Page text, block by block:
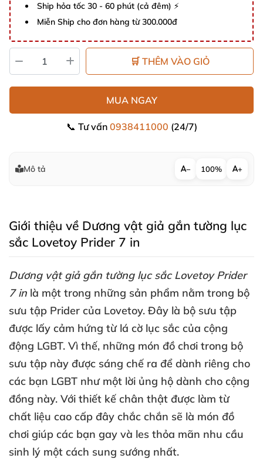
Ship hỏa tốc 30 - 60 phút (cả đêm) ⚡
Miễn Ship cho đơn hàng từ 300.000đ
🛒 THÊM VÀO GIỎ
MUA NGAY
📞 Tư vấn 0938411000 (24/7)
Mô tả − 100% +
Giới thiệu về Dương vật giả gắn tường lục
sắc Lovetoy Prider 7 in
Dương vật giả gắn tường lục sắc Lovetoy Prider
7 in là một trong những sản phẩm nằm trong bộ
sưu tập Prider của Lovetoy. Đây là bộ sưu tập
được lấy cảm hứng từ lá cờ lục sắc của cộng
động LGBT. Vì thế, những món đồ chơi trong bộ
sưu tập này được sáng chế ra để dành riêng cho
các bạn LGBT như một lời ủng hộ dành cho cộng
đồng này. Với thiết kế chân thật được làm từ
chất liệu cao cấp đây chắc chắn sẽ là món đồ
chơi giúp các bạn gay và les thỏa mãn nhu cầu
sinh lý một cách sung sướng nhất.